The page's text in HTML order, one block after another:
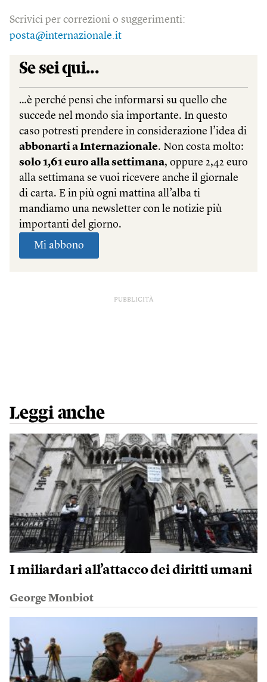
Scrivici per correzioni o suggerimenti:
posta@internazionale.it
PUBBLICITÀ
Leggi anche
I miliardari all’attacco dei diritti umani
George Monbiot